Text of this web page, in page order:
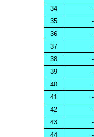
34
-
35
-
36
-
37
-
38
-
39
-
40
-
41
-
42
-
43
-
44
-